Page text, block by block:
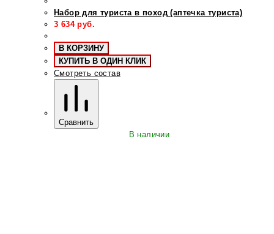
Набор для туриста в поход (аптечка туриста)
3 634руб.
В КОРЗИНУ
КУПИТЬ В ОДИН КЛИК
Смотреть состав
Сравнить
В наличии